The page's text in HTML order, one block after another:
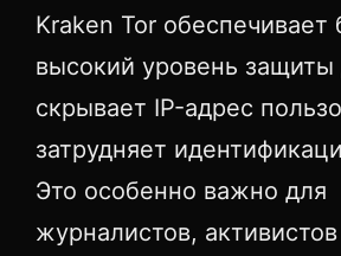
Kraken Tor обеспечивает
высокий уровень
скрывает IP-адрес
затрудняет
Это особенно важно для
журналистов,